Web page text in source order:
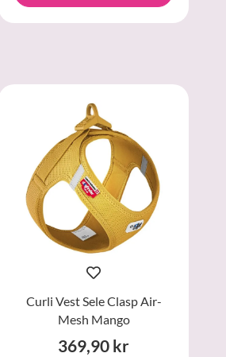
Curli Vest Sele Clasp Air-
Mesh Mango
369,90 kr